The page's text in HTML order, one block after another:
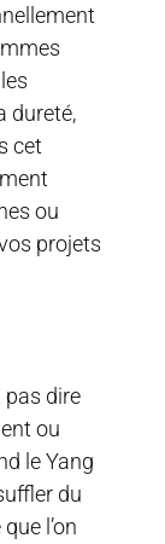
dureté,
cet
ou
projets
pas dire
ou
le Yang
du
l’on